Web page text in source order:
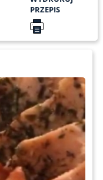
PRZEPIS